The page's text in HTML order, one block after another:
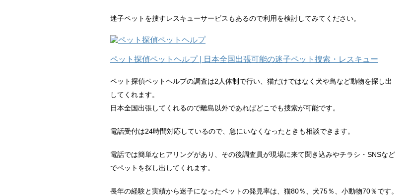
迷子ペットを捜すレスキューサービスもあるので利用を検討してみてください。
ペット探偵ペットヘルプ | 日本全国出張可能の迷子ペット捜索・レスキュー
ペット探偵ペットヘルプの調査は2人体制で行い、猫だけではなく犬や鳥など動物を探し出
してくれます。
日本全国出張してくれるので離島以外であればどこでも捜索が可能です。
電話受付は24時間対応しているので、急にいなくなったときも相談できます。
電話では簡単なヒアリングがあり、その後調査員が現場に来て聞き込みやチラシ・SNSなど
でペットを探し出してくれます。
長年の経験と実績から迷子になったペットの発見率は、猫80％、犬75％、小動物70％です。